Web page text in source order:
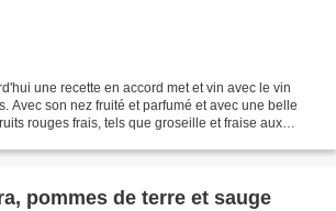
une recette en accord met et vin avec le vin
Avec son nez fruité et parfumé et avec une belle
rouges frais, tels que groseille et fraise aux
pommes de terre et sauge